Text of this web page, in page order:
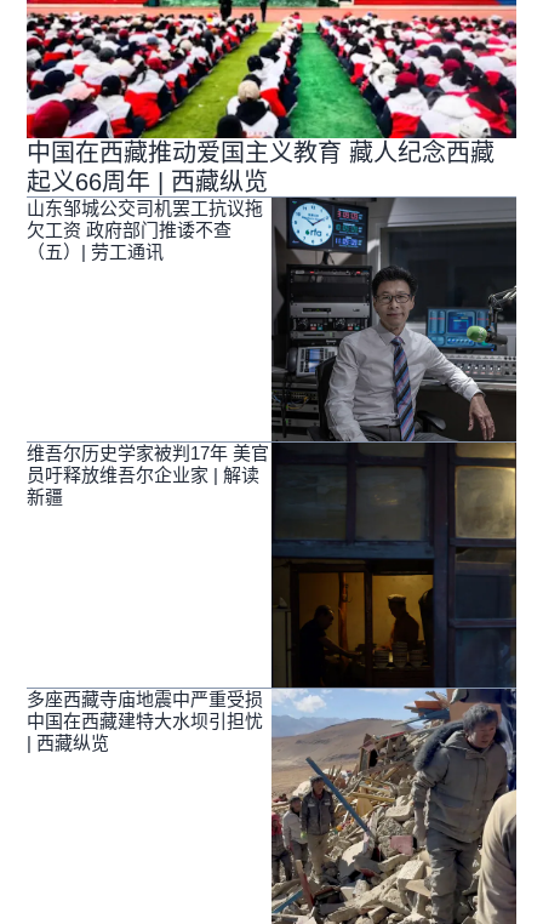
中国在西藏推动爱国主义教育 藏人纪念西藏
起义66周年 | 西藏纵览
山东邹城公交司机罢工抗议拖
欠工资 政府部门推诿不查
（五）| 劳工通讯
维吾尔历史学家被判17年 美官
员吁释放维吾尔企业家 | 解读
新疆
多座西藏寺庙地震中严重受损
中国在西藏建特大水坝引担忧
| 西藏纵览